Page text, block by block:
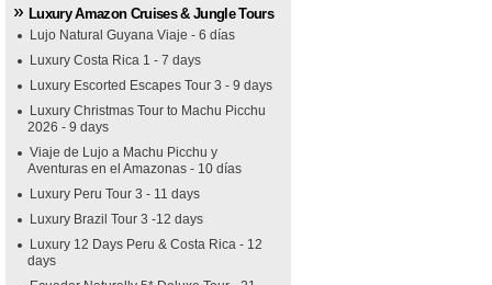
Luxury Amazon Cruises & Jungle Tours
Lujo Natural Guyana Viaje - 6 días
Luxury Costa Rica 1 - 7 days
Luxury Escorted Escapes Tour 3 - 9 days
Luxury Christmas Tour to Machu Picchu
2026 - 9 days
Viaje de Lujo a Machu Picchu y
Aventuras en el Amazonas - 10 días
Luxury Peru Tour 3 - 11 days
Luxury Brazil Tour 3 -12 days
Luxury 12 Days Peru & Costa Rica - 12
days